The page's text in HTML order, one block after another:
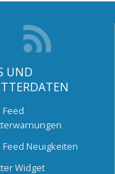
UND
Feed
Feed Neuigkeiten
Widget